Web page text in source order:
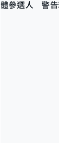
體參選人 警告